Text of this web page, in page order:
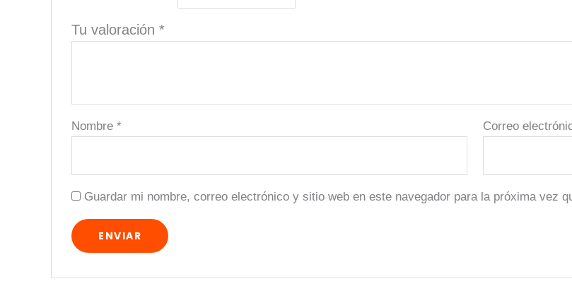
Tu valoración*
Nombre* Correo
Guardar mi nombre, correo electrónico y sitio web en este navegador para la próxima vez